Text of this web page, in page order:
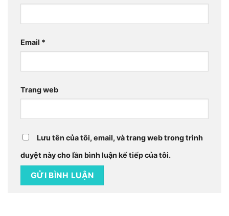
Email *
Trang web
Lưu tên của tôi, email, và trang web trong trình
duyệt này cho lần bình luận kế tiếp của tôi.